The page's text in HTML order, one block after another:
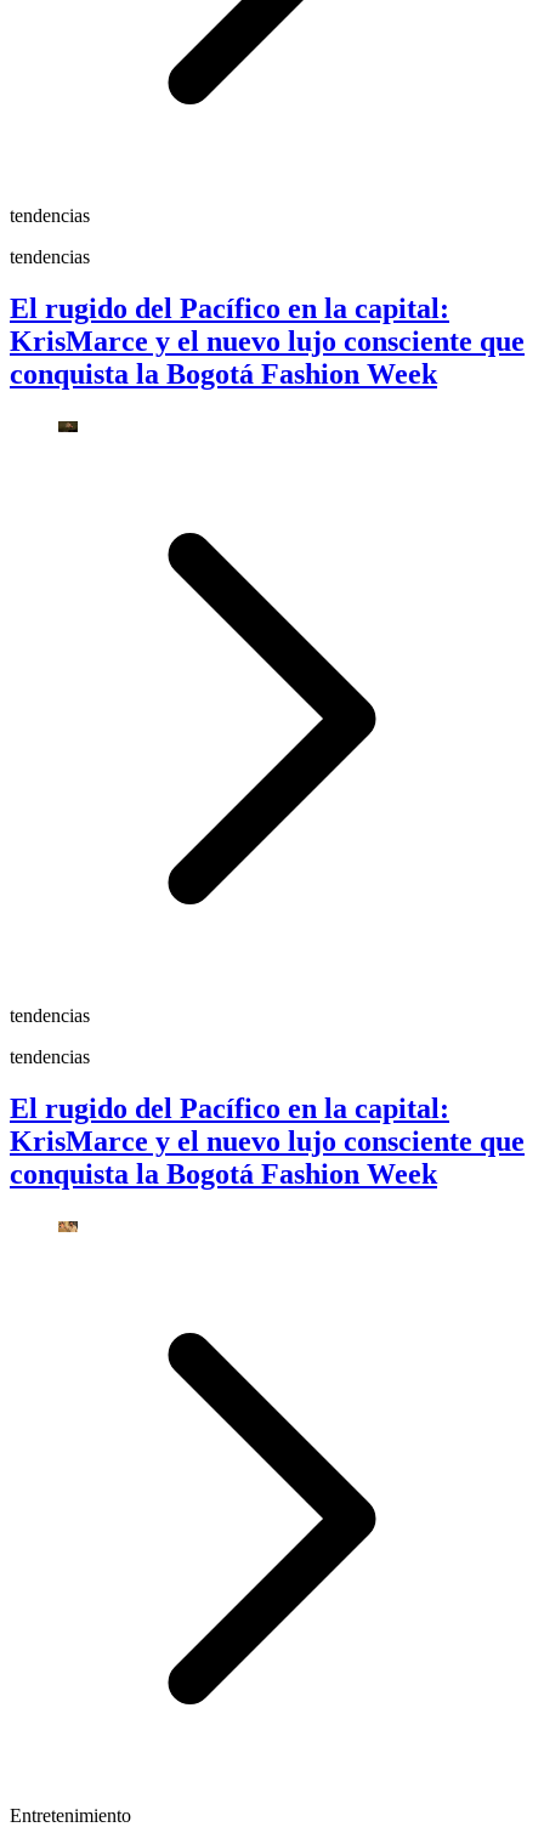
tendencias
tendencias
El rugido del Pacífico en la capital:
KrisMarce y el nuevo lujo consciente que
conquista la Bogotá Fashion Week
tendencias
tendencias
El rugido del Pacífico en la capital:
KrisMarce y el nuevo lujo consciente que
conquista la Bogotá Fashion Week
Entretenimiento